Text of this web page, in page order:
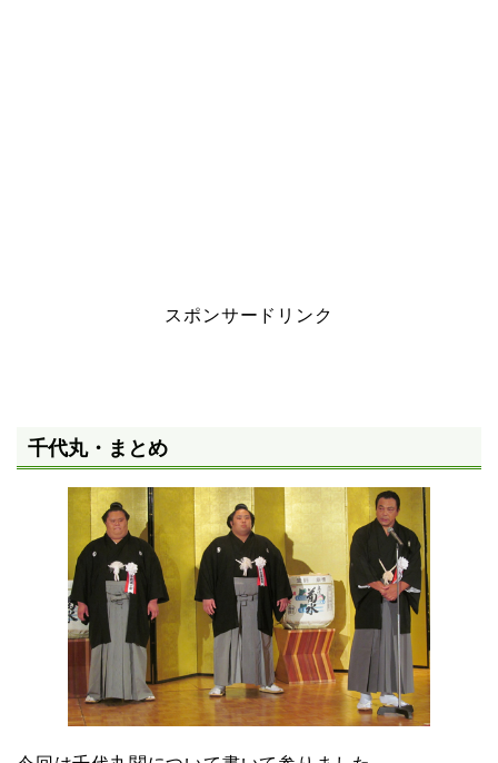
スポンサードリンク
千代丸・まとめ